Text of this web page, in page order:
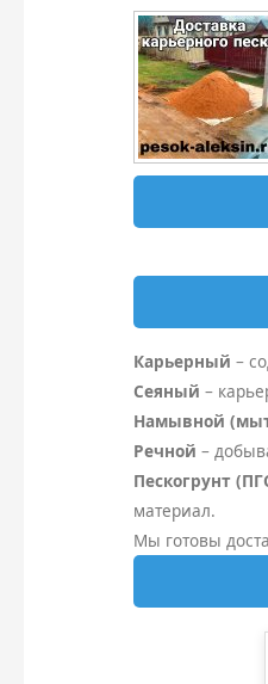
Карьерный –
Сеяный –
Намывной
Речной –
Пескогрунт
материал.
Мы готовы